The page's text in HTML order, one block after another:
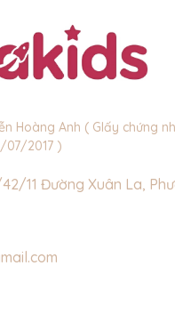
Hoàng Anh ( GIấy chứng
07/2017 )
11 Đường Xuân La,